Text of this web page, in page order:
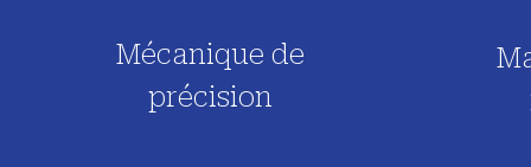
Mécanique de
précision